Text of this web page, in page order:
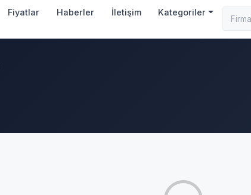
Fiyatlar Haberler İletişim Kategoriler